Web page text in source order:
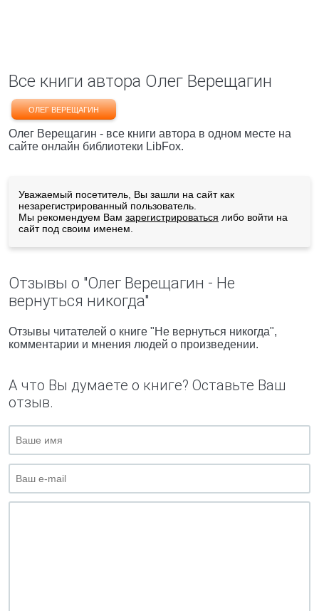
Все книги автора Олег Верещагин
ОЛЕГ ВЕРЕЩАГИН
Олег Верещагин - все книги автора в одном месте на
сайте онлайн библиотеки LibFox.
Уважаемый посетитель, Вы зашли на сайт как
незарегистрированный пользователь.
Мы рекомендуем Вам зарегистрироваться либо войти на
сайт под своим именем.
Отзывы о "Олег Верещагин - Не
вернуться никогда"
Отзывы читателей о книге "Не вернуться никогда",
комментарии и мнения людей о произведении.
А что Вы думаете о книге? Оставьте Ваш
отзыв.